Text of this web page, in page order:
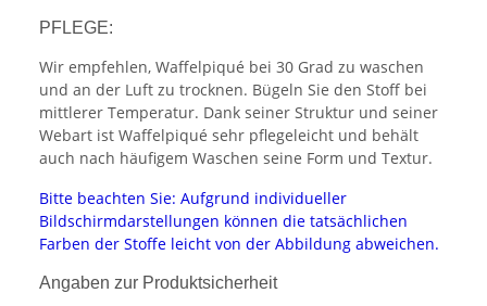
PFLEGE:
Wir empfehlen, Waffelpiqué bei 30 Grad zu waschen
und an der Luft zu trocknen. Bügeln Sie den Stoff bei
mittlerer Temperatur. Dank seiner Struktur und seiner
Webart ist Waffelpiqué sehr pflegeleicht und behält
auch nach häufigem Waschen seine Form und Textur.
Bitte beachten Sie: Aufgrund individueller
Bildschirmdarstellungen können die tatsächlichen
Farben der Stoffe leicht von der Abbildung abweichen.
Angaben zur Produktsicherheit